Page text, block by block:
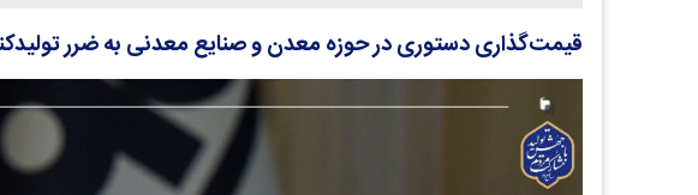
قیمت‌گذاری دستوری در حوزه معدن و صنایع معدنی به ضرر